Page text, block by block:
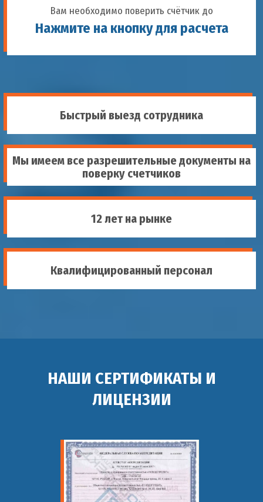
Вам необходимо поверить счётчик до
Нажмите на кнопку для расчета
Быстрый выезд сотрудника
Мы имеем все разрешительные документы на
поверку счетчиков
12 лет на рынке
Квалифицированный персонал
НАШИ СЕРТИФИКАТЫ И
ЛИЦЕНЗИИ